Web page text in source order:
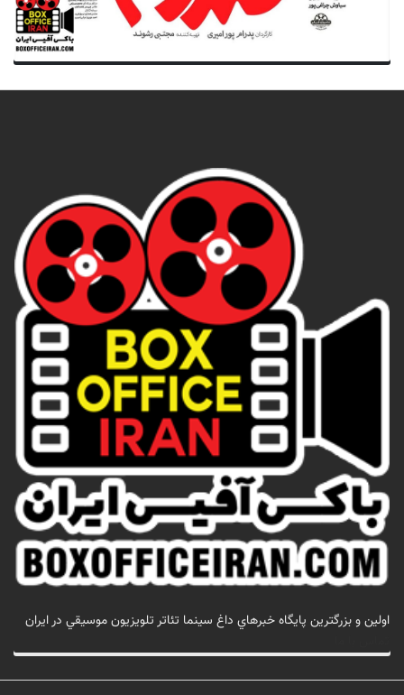
اولين و بزرگترين پايگاه خبرهاي داغ سينما تئاتر تلويزيون موسيقي در ايران